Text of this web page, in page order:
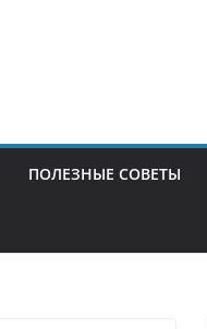
ПОЛЕЗНЫЕ СОВЕТЫ